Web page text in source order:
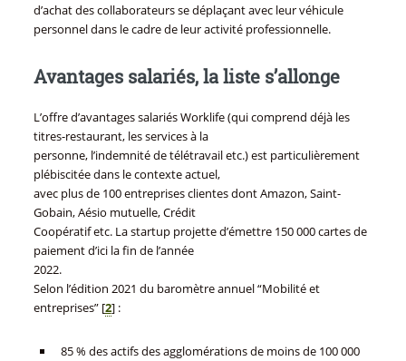
d’achat des collaborateurs se déplaçant avec leur véhicule
personnel dans le cadre de leur activité professionnelle.
Avantages salariés, la liste s’allonge
L’offre d’avantages salariés Worklife (qui comprend déjà les
titres-restaurant, les services à la
personne, l’indemnité de télétravail etc.) est particulièrement
plébiscitée dans le contexte actuel,
avec plus de 100 entreprises clientes dont Amazon, Saint-
Gobain, Aésio mutuelle, Crédit
Coopératif etc. La startup projette d’émettre 150 000 cartes de
paiement d’ici la fin de l’année
2022.
Selon l’édition 2021 du baromètre annuel “Mobilité et
entreprises”[2]:
85 % des actifs des agglomérations de moins de 100 000